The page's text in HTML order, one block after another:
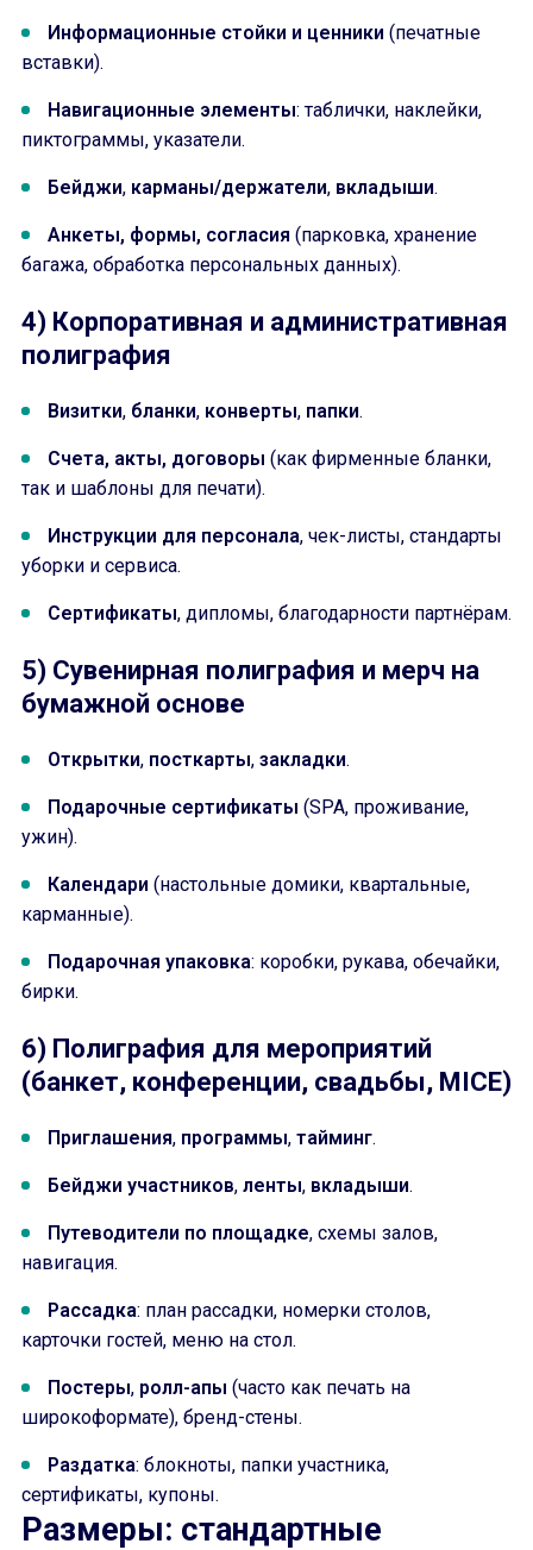
Информационные стойки и ценники (печатные
вставки).
Навигационные элементы: таблички, наклейки,
пиктограммы, указатели.
Бейджи, карманы/держатели, вкладыши.
Анкеты, формы, согласия (парковка, хранение
багажа, обработка персональных данных).
4) Корпоративная и административная
полиграфия
Визитки, бланки, конверты, папки.
Счета, акты, договоры (как фирменные бланки,
так и шаблоны для печати).
Инструкции для персонала, чек-листы, стандарты
уборки и сервиса.
Сертификаты, дипломы, благодарности партнёрам.
5) Сувенирная полиграфия и мерч на
бумажной основе
Открытки, посткарты, закладки.
Подарочные сертификаты (SPA, проживание,
ужин).
Календари (настольные домики, квартальные,
карманные).
Подарочная упаковка: коробки, рукава, обечайки,
бирки.
6) Полиграфия для мероприятий
(банкет, конференции, свадьбы, MICE)
Приглашения, программы, тайминг.
Бейджи участников, ленты, вкладыши.
Путеводители по площадке, схемы залов,
навигация.
Рассадка: план рассадки, номерки столов,
карточки гостей, меню на стол.
Постеры, ролл-апы (часто как печать на
широкоформате), бренд-стены.
Раздатка: блокноты, папки участника,
сертификаты, купоны.
Размеры: стандартные